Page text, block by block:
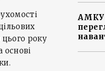
року
основі
АМКУ